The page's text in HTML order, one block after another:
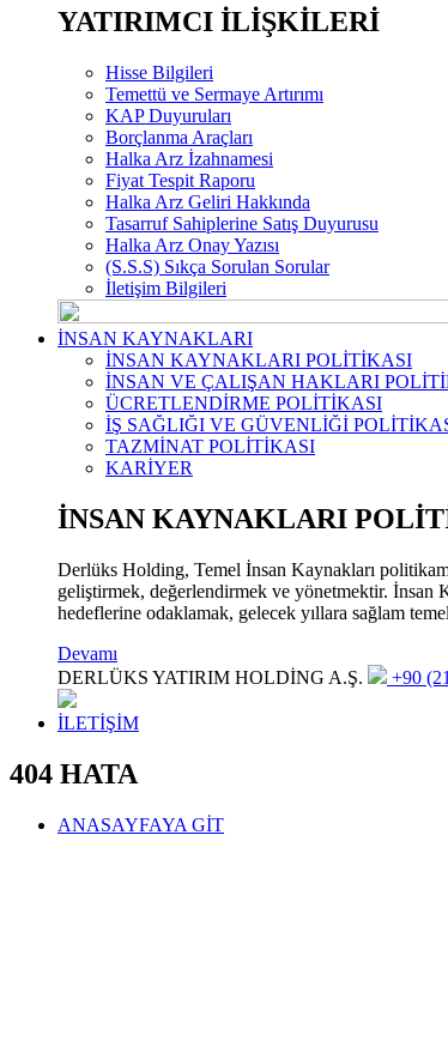
YATIRIMCI İLİŞKİLERİ
Hisse Bilgileri
Temettü ve Sermaye Artırımı
KAP Duyuruları
Borçlanma Araçları
Halka Arz İzahnamesi
Fiyat Tespit Raporu
Halka Arz Geliri Hakkında
Tasarruf Sahiplerine Satış Duyurusu
Halka Arz Onay Yazısı
(S.S.S) Sıkça Sorulan Sorular
İletişim Bilgileri
İNSAN KAYNAKLARI
İNSAN KAYNAKLARI POLİTİKASI
İNSAN VE ÇALIŞAN HAKLARI
ÜCRETLENDİRME POLİTİKASI
İŞ SAĞLIĞI VE GÜVENLİĞİ
TAZMİNAT POLİTİKASI
KARİYER
İNSAN KAYNAKLARI
Derlüks Holding, Temel İnsan Kaynakları
geliştirmek, değerlendirmek ve yönetmektir. İnsan
hedeflerine odaklamak, gelecek yıllara sağlam
Devamı
DERLÜKS YATIRIM HOLDİNG A.Ş.
+90
İLETİŞİM
404 HATA
ANASAYFAYA GİT